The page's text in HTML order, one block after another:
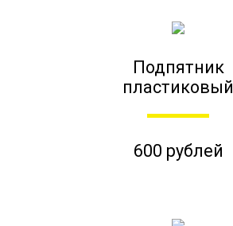
Подпятник
пластиковый
600 рублей